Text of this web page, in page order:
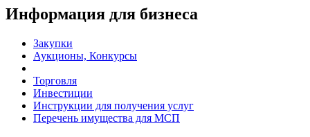
Информация для бизнеса
Закупки
Аукционы, Конкурсы
Торговля
Инвестиции
Инструкции для получения услуг
Перечень имущества для МСП